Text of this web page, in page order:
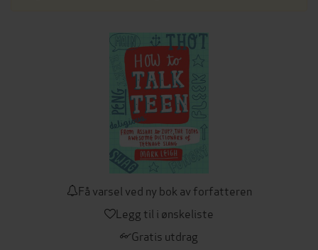
Få varsel ved ny bok av forfatteren
Legg til i ønskeliste
Gratis utdrag